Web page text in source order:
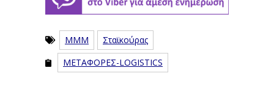
ΜΜΜ
Σταϊκούρας
ΜΕΤΑΦΟΡΕΣ-LOGISTICS